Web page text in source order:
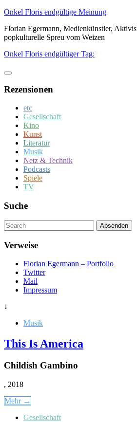
Zum
springen
Onkel Floris endgültige Meinung
Florian Egermann, Medienkünstler,
popkulturelle Spreu vom Weizen
Onkel Floris endgültiger Tag:
Rezensionen
etc
Gesellschaft
Kino
Kunst
Literatur
Musik
Netz & Technik
Podcasts
Spiele
TV
Suche
Um
diese
Seite
zu
suchen,
geben
einen
Suchbegriff
ein
Absenden
Verweise
Florian Egermann – Portfolio
Twitter
Mail
Impressum
↓
Musik
This Is America
Childish Gambino
, 2018
Mehr →
Gesellschaft